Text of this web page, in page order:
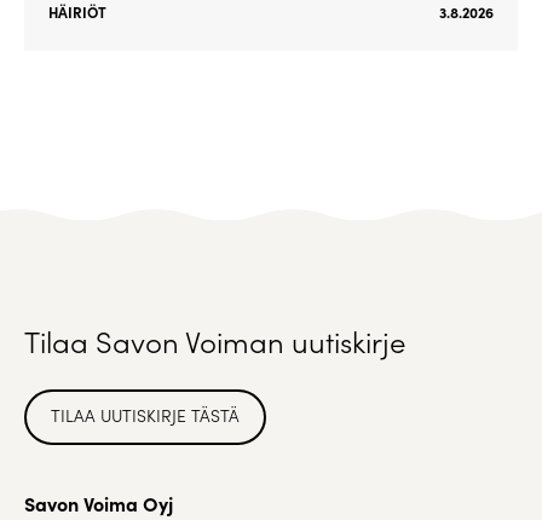
HÄIRIÖT 3.8.2026
Tilaa Savon Voiman uutiskirje
TILAA UUTISKIRJE TÄSTÄ
Savon Voima Oyj